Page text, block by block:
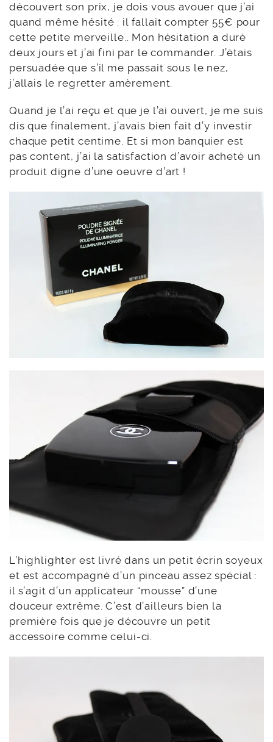
découvert son prix, je dois vous avouer que j’ai
quand même hésité : il fallait compter 55€ pour
cette petite merveille.. Mon hésitation a duré
deux jours et j’ai fini par le commander. J’étais
persuadée que s’il me passait sous le nez,
j’allais le regretter amèrement.
Quand je l’ai reçu et que je l’ai ouvert, je me suis
dis que finalement, j’avais bien fait d’y investir
chaque petit centime. Et si mon banquier est
pas content, j’ai la satisfaction d’avoir acheté un
produit digne d’une oeuvre d’art !
L’highlighter est livré dans un petit écrin soyeux
et est accompagné d’un pinceau assez spécial :
il s’agit d’un applicateur “mousse” d’une
douceur extrême. C’est d’ailleurs bien la
première fois que je découvre un petit
accessoire comme celui-ci.